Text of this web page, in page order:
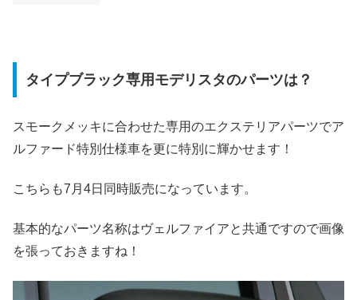
タイプブラック専用モデリスタのパーツは？
スモークメッキに合わせた専用のエクステリアパーツでア
ルファード特別仕様車を更に特別に輝かせます！
こちらも7月4日同時販売になっています。
基本的なパーツ名称はヴェルファイアと共通ですので画像
を張っておきますね！